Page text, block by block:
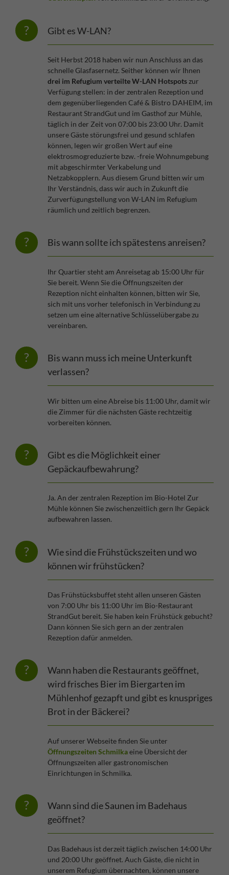
Gibt es W-LAN?
Seit Herbst 2018 haben wir nun Anschluss an das
schnelle Glasfasernetz. Seither können wir Ihnen
drei im Refugium verteilte W-LAN Hotspotszur
Verfügung stellen: in der zentralen Rezeption und
dem gegenüberliegenden Café & Bistro DAHEIM, im
Restaurant StrandGut und im Gasthof zur Mühle,
täglich in der Zeit von 07:00 bis 23:00 Uhr. Damit
unsere Gäste störungsfrei und gesund schlafen
können, legen wir großen Wert auf eine
elektrosmogreduzierte bzw. -freie Wohnumgebung
mit abgeschirmter Verkabelung und
Netzabkopplern. Aus diesem Grund bitten wir um
Ihr Verständnis, dass wir auch in Zukunft die
Zurverfügungstellung von W-LAN im Refugium
räumlich und zeitlich begrenzen.
Bis wann sollte ich spätestens anreisen?
Ihr Quartier steht am Anreisetag ab 15:00 Uhr für
Sie bereit. Wenn Sie die Öffnungszeiten der
Rezeption nicht einhalten können, bitten wir Sie,
sich mit uns vorher telefonisch in Verbindung zu
setzen um eine alternative Schlüsselübergabe zu
vereinbaren.
Bis wann muss ich meine Unterkunft
verlassen?
Wir bitten um eine Abreise bis 11:00 Uhr, damit wir
die Zimmer für die nächsten Gäste rechtzeitig
vorbereiten können.
Gibt es die Möglichkeit einer
Gepäckaufbewahrung?
Ja. An der zentralen Rezeption im Bio-Hotel Zur
Mühle können Sie zwischenzeitlich gern Ihr Gepäck
aufbewahren lassen.
Wie sind die Frühstückszeiten und wo
können wir frühstücken?
Das Frühstücksbuffet steht allen unseren Gästen
von 7:00 Uhr bis 11:00 Uhr im Bio-Restaurant
StrandGut bereit. Sie haben kein Frühstück gebucht?
Dann können Sie sich gern an der zentralen
Rezeption dafür anmelden.
Wann haben die Restaurants geöffnet,
wird frisches Bier im Biergarten im
Mühlenhof gezapft und gibt es knuspriges
Brot in der Bäckerei?
Auf unserer Webseite finden Sie unter
Öffnungszeiten Schmilkaeine Übersicht der
Öffnungszeiten aller gastronomischen
Einrichtungen in Schmilka.
Wann sind die Saunen im Badehaus
geöffnet?
Das Badehaus ist derzeit täglich zwischen 14:00 Uhr
und 20:00 Uhr geöffnet. Auch Gäste, die nicht in
unserem Refugium übernachten, können unsere